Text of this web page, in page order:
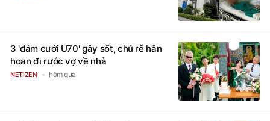
3 'đám cưới U70' gây sốt, chú rể hân
hoan đi rước vợ về nhà
NETIZEN hôm qua